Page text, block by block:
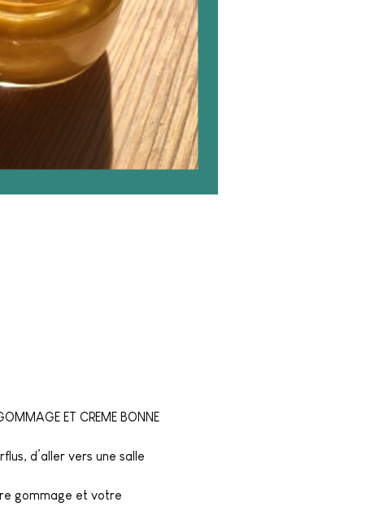
ET CREME BONNE
d’aller vers une salle
gommage et votre